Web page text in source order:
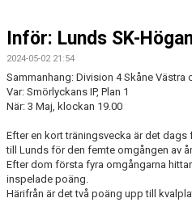
BILDGALLERI
DOKUMENT
Inför: Lunds SK-
2024-05-02 21:54
Sammanhang: Division 4 Skåne Västra
Var: Smörlyckans IP, Plan 1
När: 3 Maj, klockan 19.00
Efter en kort träningsvecka är det
till Lunds för den femte omgången av
Efter dom första fyra omgångarna hittar
inspelade poäng.
Härifrån är det två poäng upp till